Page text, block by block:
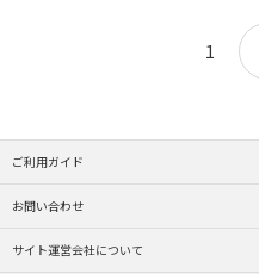
1
ご利用ガイド
お問い合わせ
サイト運営会社について